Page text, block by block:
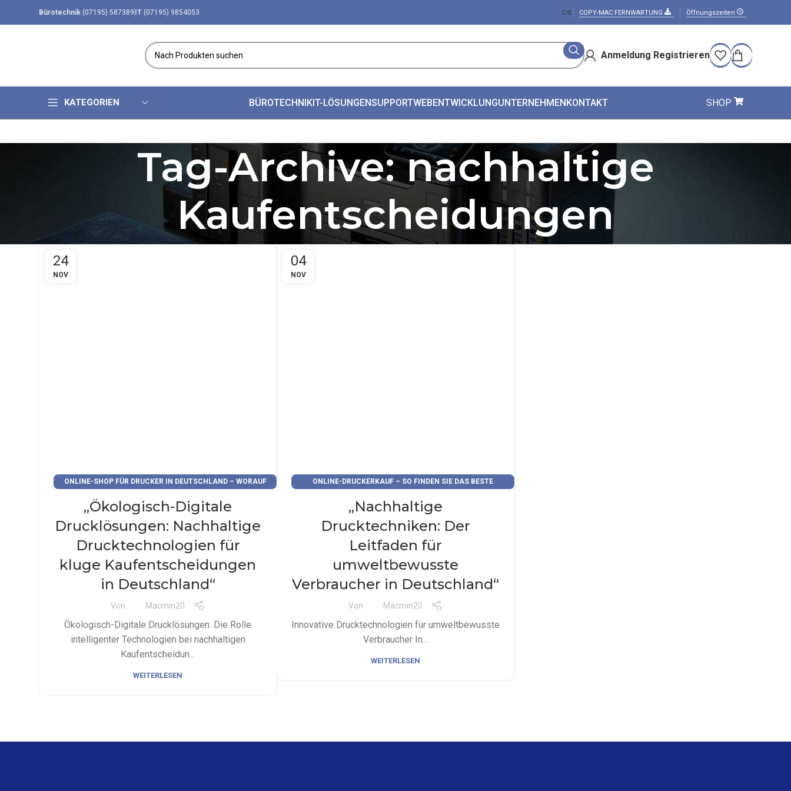
Bürotechnik (07195) 587389 IT (07195) 9854053 DE COPY-MAC FERNWARTUNG Öffnungszeiten
Anmeldung Registrieren
KATEGORIEN BÜROTECHNIKIT-LÖSUNGENSUPPORTWEBENTWICKLUNGUNTERNEHMENKONTAKT SHOP
Tag-Archive: nachhaltige
Kaufentscheidungen
24
NOV
ONLINE-SHOP FÜR DRUCKER IN DEUTSCHLAND – WORAUF
„Ökologisch-Digitale
Drucklösungen: Nachhaltige
Drucktechnologien für
kluge Kaufentscheidungen
in Deutschland“
Von Macmin20
Ökologisch-Digitale Drucklösungen: Die Rolle
intelligenter Technologien bei nachhaltigen
Kaufentscheidun...
WEITERLESEN
04
NOV
ONLINE-DRUCKERKAUF – SO FINDEN SIE DAS BESTE
„Nachhaltige
Drucktechniken: Der
Leitfaden für
umweltbewusste
Verbraucher in Deutschland“
Von Macmin20
Innovative Drucktechnologien für umweltbewusste
Verbraucher In...
WEITERLESEN